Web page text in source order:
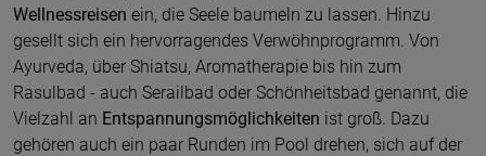
Wellnessreisen ein, die Seele baumeln zu lassen. Hinzu
gesellt sich ein hervorragendes Verwöhnprogramm. Von
Ayurveda, über Shiatsu, Aromatherapie bis hin zum
Rasulbad - auch Serailbad oder Schönheitsbad genannt, die
Vielzahl an Entspannungsmöglichkeiten ist groß. Dazu
gehören auch ein paar Runden im Pool drehen, sich auf der